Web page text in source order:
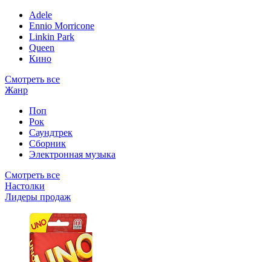
Adele
Ennio Morricone
Linkin Park
Queen
Кино
Смотреть все
Жанр
Поп
Рок
Саундтрек
Сборник
Электронная музыка
Смотреть все
Настолки
Лидеры продаж